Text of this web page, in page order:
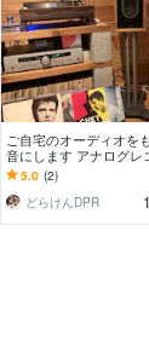
ご自宅のオーディオを
音にします アナログレ
らCDまで～改善のアド
5.0 (2)
どらけんDPR